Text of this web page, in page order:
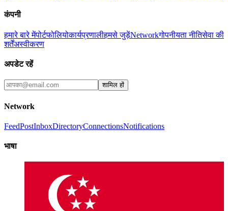
कंपनी
हमारे बारे मेंपोर्टफोलियोकार्यप्रणालीहमसे जुड़ेंNetworkगोपनीयता नीतिसेवा की
शर्तेंअस्वीकरण
अपडेट रहें
शामिल हों
Network
FeedPostInboxDirectoryConnectionsNotifications
भाषा